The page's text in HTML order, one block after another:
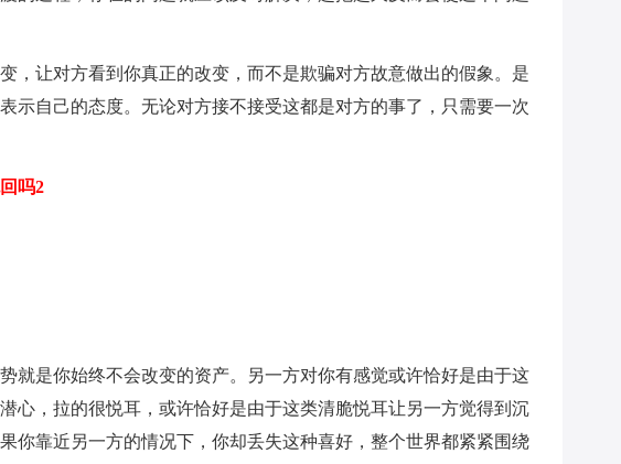
，让对方看到你真正的改变，而不是欺骗对方故意做出的假象。是
示自己的态度。无论对方接不接受这都是对方的事了，只需要一次
吗2
就是你始终不会改变的资产。另一方对你有感觉或许恰好是由于这
心，拉的很悦耳，或许恰好是由于这类清脆悦耳让另一方觉得到沉
你靠近另一方的情况下，你却丢失这种喜好，整个世界都紧紧围绕